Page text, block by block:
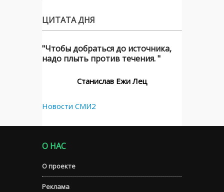
ЦИТАТА ДНЯ
"Чтобы добраться до источника,
надо плыть против течения. "
Станислав Ежи Лец
Новости СМИ2
О НАС
О проекте
Реклама